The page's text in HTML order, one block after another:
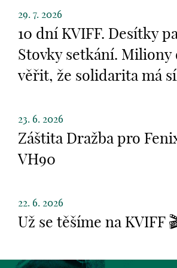
29. 7. 2026
10 dní KVIFF. Desítky
Stovky setkání. Miliony
věřit, že solidarita má
23. 6. 2026
Záštita Dražba pro
VH90
22. 6. 2026
Už se těšíme na KVIFF